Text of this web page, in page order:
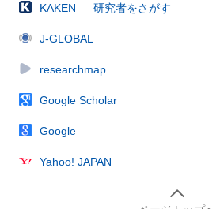
KAKEN — 研究者をさがす
J-GLOBAL
researchmap
Google Scholar
Google
Yahoo! JAPAN